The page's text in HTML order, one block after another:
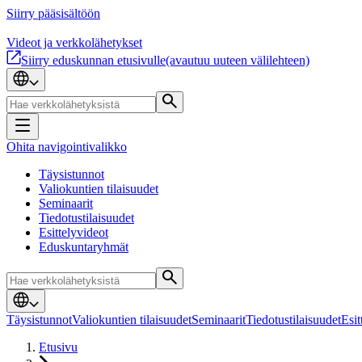
Siirry pääsisältöön
Videot ja verkkolähetykset
Siirry eduskunnan etusivulle(avautuu uuteen välilehteen)
Ohita navigointivalikko
Täysistunnot
Valiokuntien tilaisuudet
Seminaarit
Tiedotustilaisuudet
Esittelyvideot
Eduskuntaryhmät
TäysistunnotValiokuntien tilaisuudetSeminaaritTiedotustilaisuudet
Etusivu